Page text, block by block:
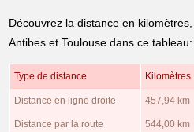
Découvrez la distance en
Antibes et Toulouse dans ce tableau:
Type de distance Kilomètres
Distance en ligne droite 457,94 km
Distance par la route 544,00 km